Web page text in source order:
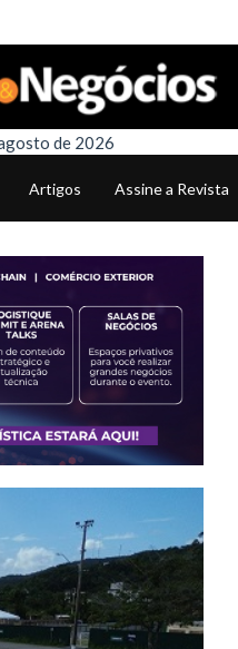
de 2026
Artigos Assine a Revista